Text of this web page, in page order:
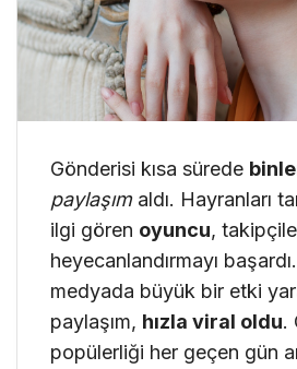
Gönderisi kısa sürede
paylaşımaldı. Hayranları
ilgi gören oyuncu,
heyecanlandırmayı
medyada büyük bir etki
paylaşım, hızla viral oldu.
popülerliği her geçen gün